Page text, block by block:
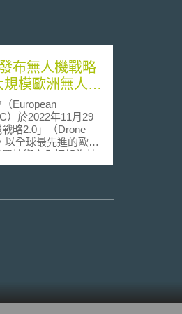
布無人機戰略
模歐洲無人機
European
）於2022年11月29
略2.0」（Drone
以全球最先進的歐盟
技術安全框架為基
市場設定發展願
（Innovative Aerial
2項新概念。前者包
UAM）概念，期